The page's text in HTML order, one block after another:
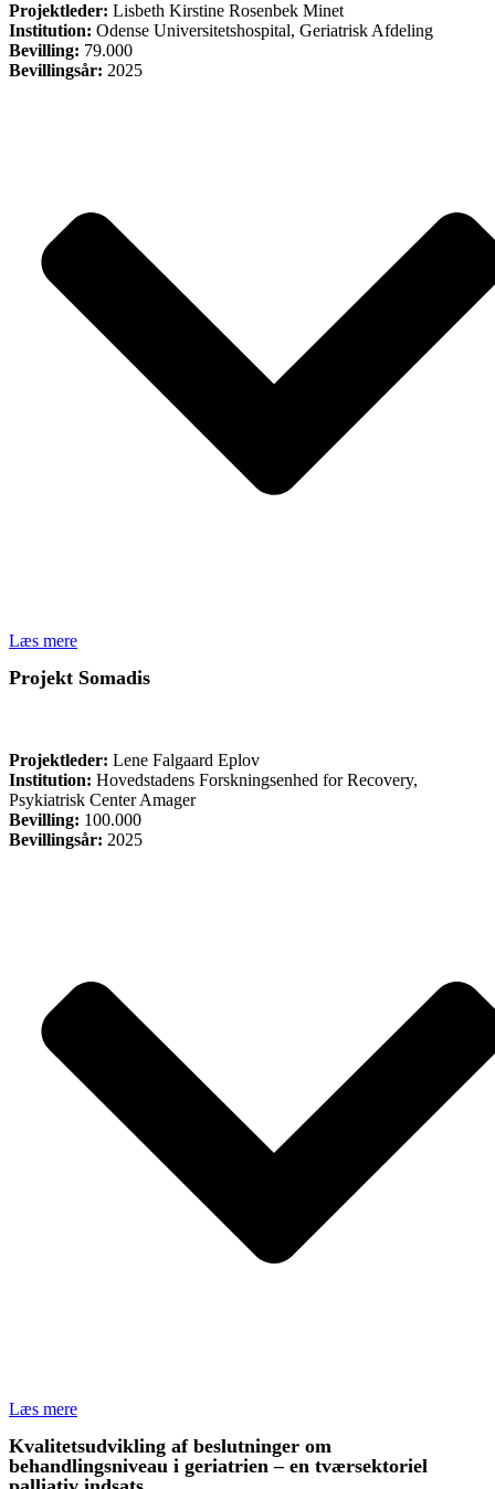
Projektleder: Lisbeth Kirstine Rosenbek Minet
Institution: Odense Universitetshospital, Geriatrisk Afdeling
Bevilling: 79.000
Bevillingsår: 2025
Læs mere
Projekt Somadis
Projektleder: Lene Falgaard Eplov
Institution: Hovedstadens Forskningsenhed for Recovery,
Psykiatrisk Center Amager
Bevilling: 100.000
Bevillingsår: 2025
Læs mere
Kvalitetsudvikling af beslutninger om
behandlingsniveau i geriatrien – en tværsektoriel